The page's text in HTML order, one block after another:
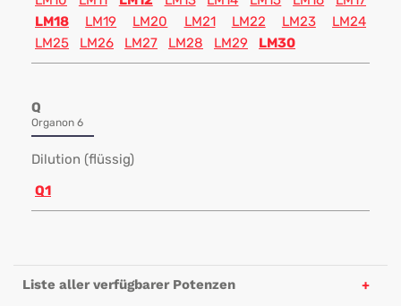
LM18
LM19 LM20 LM21 LM22 LM23
LM24
LM25
LM26 LM27 LM28 LM29 LM30
Q
Organon 6
Dilution (flüssig)
Q1
Liste aller verfügbarer Potenzen